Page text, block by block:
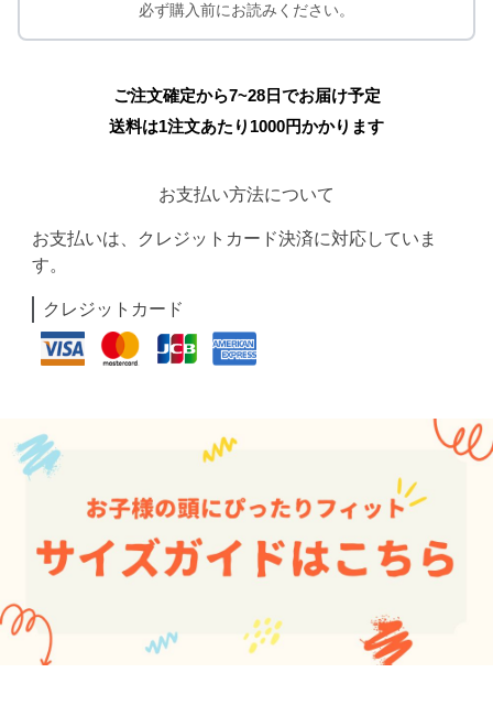
必ず購入前にお読みください。
ご注文確定から7~28日でお届け予定
送料は1注文あたり 1000円かかります
お支払い方法について
お支払いは、クレジットカード決済に対応していま
す。
クレジットカード